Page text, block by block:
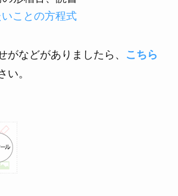
ことの方程式
がなどがありましたら、
こちら
い。